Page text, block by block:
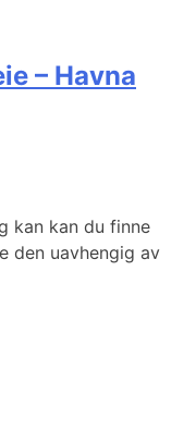
– Havna
kan kan du finne
den uavhengig av